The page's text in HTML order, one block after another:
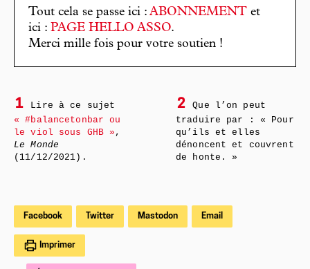
Tout cela se passe ici : ABONNEMENT et
ici : PAGE HELLO ASSO.
Merci mille fois pour votre soutien !
1
Lire à ce sujet
« #balancetonbar ou
le viol sous GHB » ,
Le Monde
(11/12/2021).
2
Que l’on peut
traduire par : « Pour
qu’ils et elles
dénoncent et couvrent
de honte. »
Facebook Twitter Mastodon Email
Imprimer